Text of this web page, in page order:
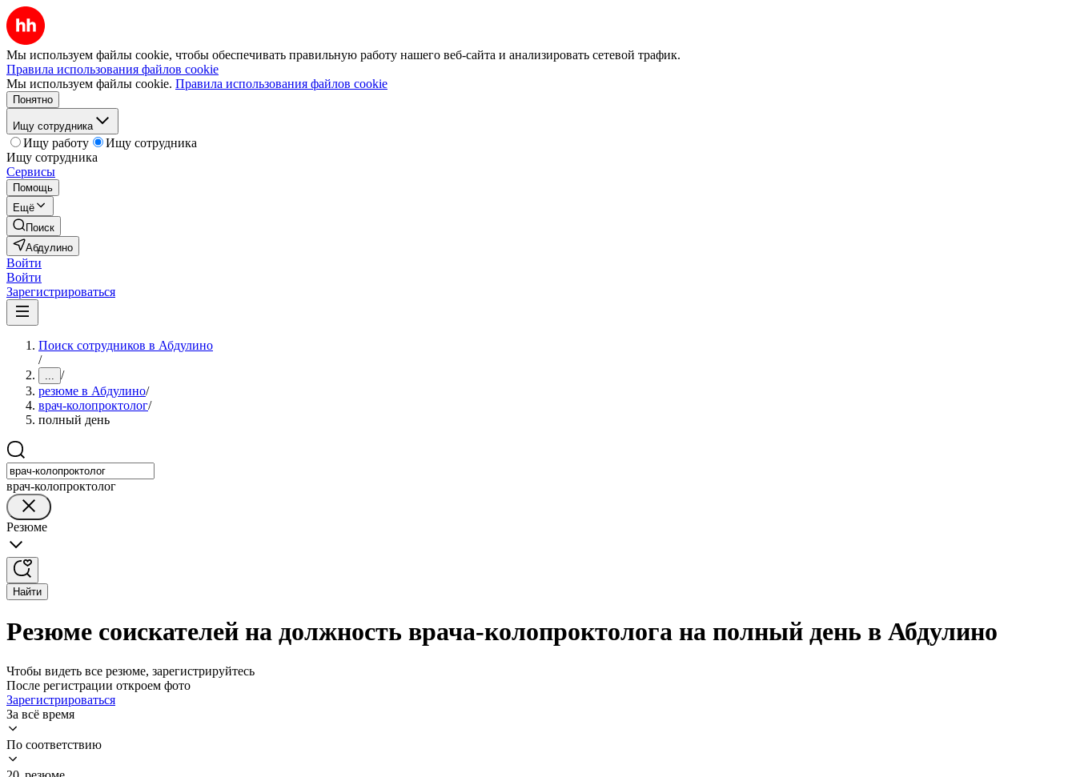
Мы используем файлы cookie, чтобы обеспечивать правильную работу нашего веб-сайта и анализировать сетевой трафик.
Правила использования файлов cookie
Мы используем файлы cookie. Правила использования файлов cookie
Понятно
Ищу сотрудника
Ищу работу
Ищу сотрудника
Ищу сотрудника
Сервисы
Помощь
Ещё
Поиск
Абдулино
Войти
Войти
Зарегистрироваться
Поиск сотрудников в Абдулино
/
... /
резюме в Абдулино/
врач-колопроктолог/
полный день
врач-колопроктолог
Резюме
Найти
Резюме соискателей на должность врача-колопроктолога на полный день в Абдулино
Чтобы видеть все резюме, зарегистрируйтесь
После регистрации откроем фото
Зарегистрироваться
За всё время
По соответствию